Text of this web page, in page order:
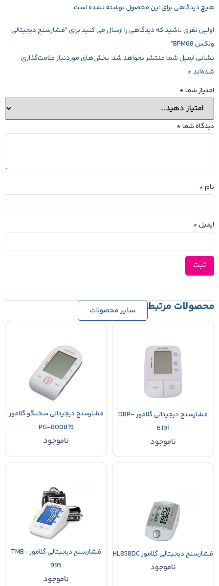
هیچ دیدگاهی برای این محصول نوشته نشده است.
اولین نفری باشید که دیدگاهی را ارسال می کنید برای “فشارسنج دیجیتالی
ولکس BPM68”
نشانی ایمیل شما منتشر نخواهد شد.بخش‌های موردنیاز علامت‌گذاری
شده‌اند*
امتیاز شما*
دیدگاه شما*
نام*
ایمیل*
محصولات مرتبط سایر محصولات
فشارسنج دیجیتالی گلامور DBP-
6191
ناموجود
فشارسنج دیجیتالی سخنگو گلامور
PG-800B19
ناموجود
فشارسنج دیجیتالی گلامور HL858DC
ناموجود
فشارسنج دیجیتالی گلامور TMB-
995
ناموجود